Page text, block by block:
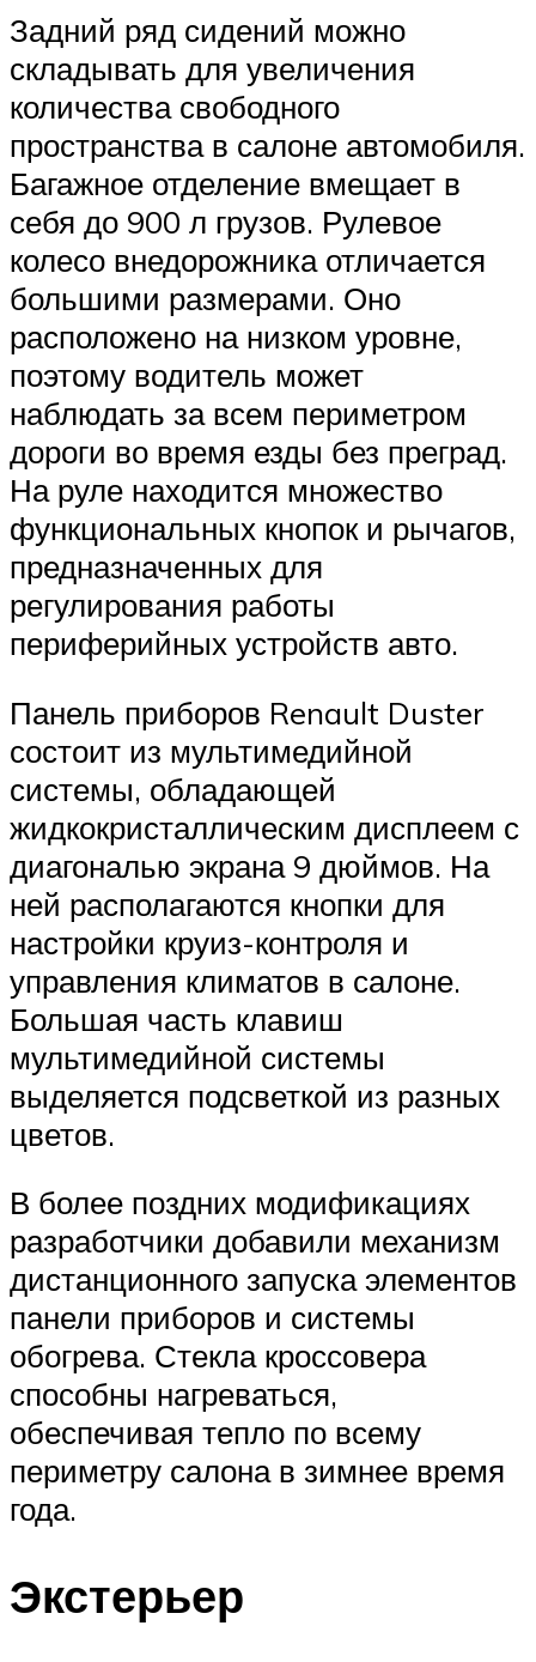
Задний ряд сидений можно
складывать для увеличения
количества свободного
пространства в салоне автомобиля.
Багажное отделение вмещает в
себя до 900 л грузов. Рулевое
колесо внедорожника отличается
большими размерами. Оно
расположено на низком уровне,
поэтому водитель может
наблюдать за всем периметром
дороги во время езды без преград.
На руле находится множество
функциональных кнопок и рычагов,
предназначенных для
регулирования работы
периферийных устройств авто.
Панель приборов Renault Duster
состоит из мультимедийной
системы, обладающей
жидкокристаллическим дисплеем с
диагональю экрана 9 дюймов. На
ней располагаются кнопки для
настройки круиз-контроля и
управления климатов в салоне.
Большая часть клавиш
мультимедийной системы
выделяется подсветкой из разных
цветов.
В более поздних модификациях
разработчики добавили механизм
дистанционного запуска элементов
панели приборов и системы
обогрева. Стекла кроссовера
способны нагреваться,
обеспечивая тепло по всему
периметру салона в зимнее время
года.
Экстерьер